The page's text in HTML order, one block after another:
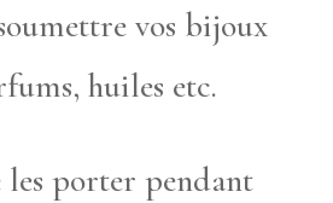
vos bijoux
huiles etc.
les porter pendant